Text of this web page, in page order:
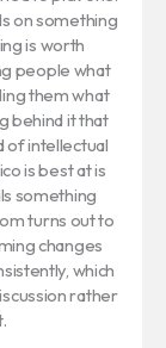
on something
is worth
people what
them what
behind it that
of intellectual
is best at is
something
turns out to
changes
which
rather